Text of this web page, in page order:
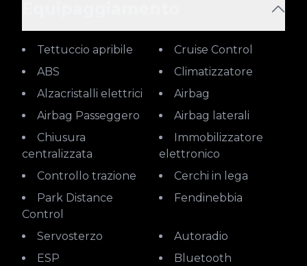
Tettuccio apribile
Cruise Control
ABS
Climatizzatore
Alzacristalli elettrici
Airbag
Airbag Passeggero
Airbag laterali
Chiusura
centralizzata
Immobilizzatore
elettronico
Controllo trazione
Cerchi in lega
Park Distance
Control
Fendinebbia
Servosterzo
Autoradio
ESP
Bluetooth